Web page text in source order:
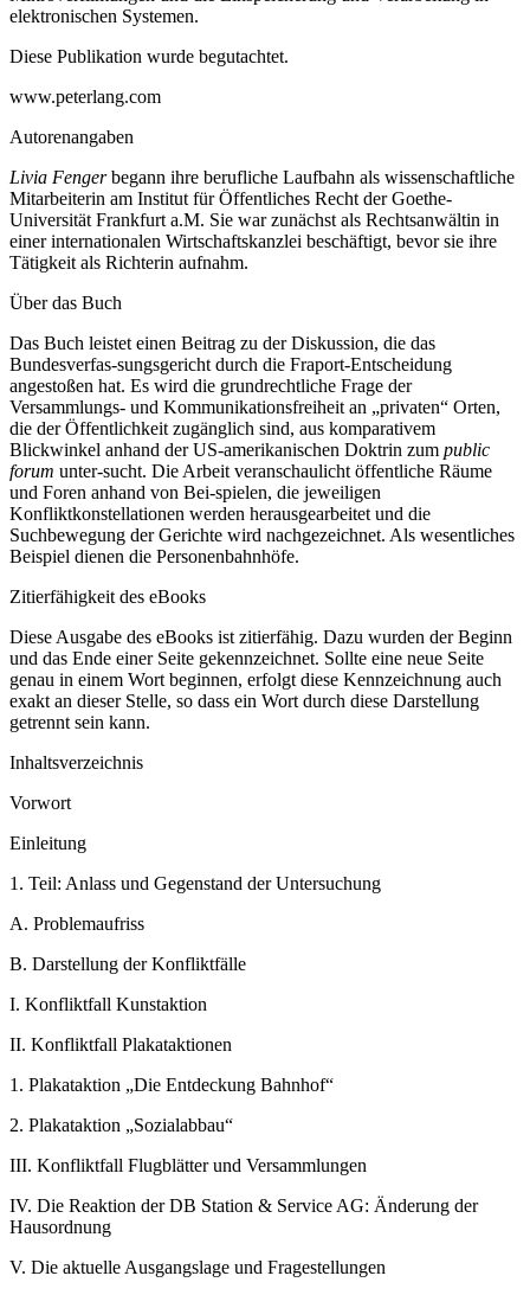
elektronischen Systemen.
Diese Publikation wurde begutachtet.
www.peterlang.com
Autorenangaben
Livia Fengerbegann ihre berufliche Laufbahn als wissenschaftliche
Mitarbeiterin am Institut für Öffentliches Recht der Goethe-
Universität Frankfurt a.M. Sie war zunächst als Rechtsanwältin in
einer internationalen Wirtschaftskanzlei beschäftigt, bevor sie ihre
Tätigkeit als Richterin aufnahm.
Über das Buch
Das Buch leistet einen Beitrag zu der Diskussion, die das
Bundesverfas-sungsgericht durch die Fraport-Entscheidung
angestoßen hat. Es wird die grundrechtliche Frage der
Versammlungs- und Kommunikationsfreiheit an „privaten“ Orten,
die der Öffentlichkeit zugänglich sind, aus komparativem
Blickwinkel anhand der US-amerikanischen Doktrin zum public
forum unter-sucht. Die Arbeit veranschaulicht öffentliche Räume
und Foren anhand von Bei-spielen, die jeweiligen
Konfliktkonstellationen werden herausgearbeitet und die
Suchbewegung der Gerichte wird nachgezeichnet. Als wesentliches
Beispiel dienen die Personenbahnhöfe.
Zitierfähigkeit des eBooks
Diese Ausgabe des eBooks ist zitierfähig. Dazu wurden der Beginn
und das Ende einer Seite gekennzeichnet. Sollte eine neue Seite
genau in einem Wort beginnen, erfolgt diese Kennzeichnung auch
exakt an dieser Stelle, so dass ein Wort durch diese Darstellung
getrennt sein kann.
Inhaltsverzeichnis
Vorwort
Einleitung
1. Teil: Anlass und Gegenstand der Untersuchung
A. Problemaufriss
B. Darstellung der Konfliktfälle
I. Konfliktfall Kunstaktion
II. Konfliktfall Plakataktionen
1. Plakataktion „Die Entdeckung Bahnhof“
2. Plakataktion „Sozialabbau“
III. Konfliktfall Flugblätter und Versammlungen
IV. Die Reaktion der DB Station & Service AG: Änderung der
Hausordnung
V. Die aktuelle Ausgangslage und Fragestellungen